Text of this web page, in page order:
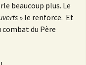
beaucoup plus. Le
» le renforce. Et
du Père